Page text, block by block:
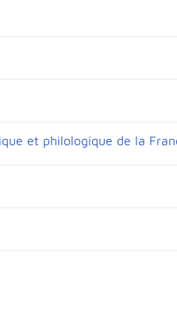
et philologique de la